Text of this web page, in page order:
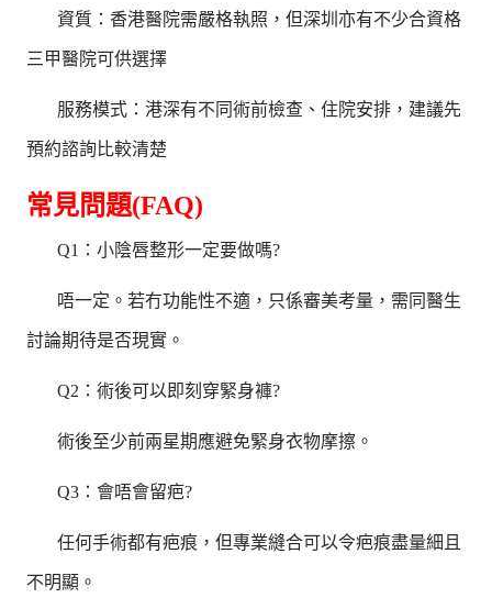
資質：香港醫院需嚴格執照，但深圳亦有不少合資格
三甲醫院可供選擇
服務模式：港深有不同術前檢查、住院安排，建議先
預約諮詢比較清楚
常見問題(FAQ)
Q1：小陰唇整形一定要做嗎?
唔一定。若冇功能性不適，只係審美考量，需同醫生
討論期待是否現實。
Q2：術後可以即刻穿緊身褲?
術後至少前兩星期應避免緊身衣物摩擦。
Q3：會唔會留疤?
任何手術都有疤痕，但專業縫合可以令疤痕盡量細且
不明顯。